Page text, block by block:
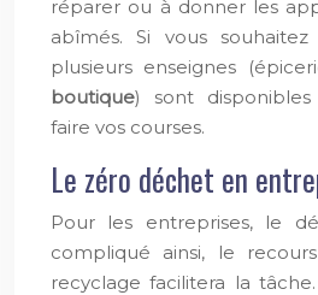
réparer ou à donner les
abîmés. Si vous souhaitez
plusieurs enseignes
boutique) sont
faire vos courses.
Le zéro déchet en
Pour les entreprises, le
compliqué ainsi, le
recyclage facilitera la